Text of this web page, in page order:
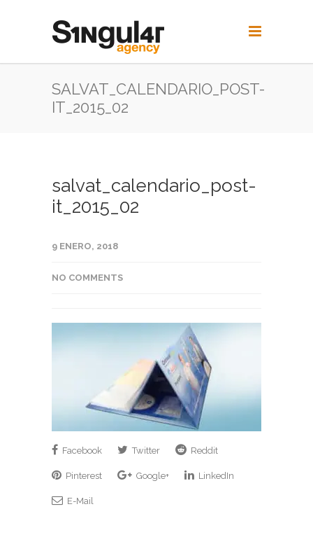
SALVAT_CALENDARIO_POST-
IT_2015_02
salvat_calendario_post-
it_2015_02
9 ENERO, 2018
NO COMMENTS
Facebook Twitter Reddit
Pinterest Google+ LinkedIn
E-Mail